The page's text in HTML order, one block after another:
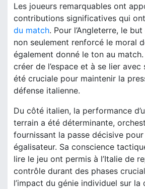
Les joueurs remarquables ont
contributions significatives qui ont
du match. Pour l’Angleterre, le
non seulement renforcé le moral
également donné le ton au
créer de l’espace et à se lier avec
été cruciale pour maintenir la
défense italienne.
Du côté italien, la performance
terrain a été déterminante,
fournissant la passe décisive
égalisateur. Sa conscience
lire le jeu ont permis à l’Italie de
contrôle durant des phases
l’impact du génie individuel sur la